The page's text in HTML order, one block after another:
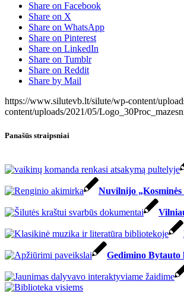
Share on Facebook
Share on X
Share on WhatsApp
Share on Pinterest
Share on LinkedIn
Share on Tumblr
Share on Reddit
Share by Mail
https://www.silutevb.lt/silute/wp-content/
content/uploads/2021/05/
Panašūs straipsniai
Nuvilnijo „Kosminės
Gedimino Bytauto